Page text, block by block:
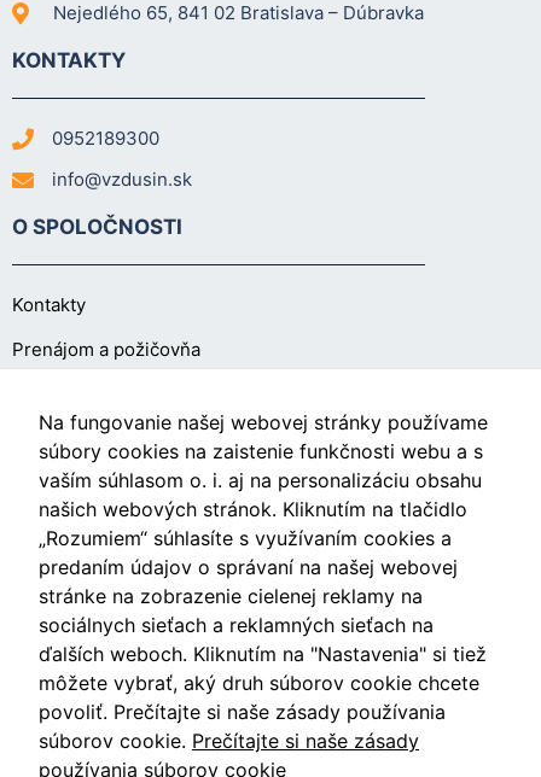
Nejedlého 65, 841 02 Bratislava – Dúbravka
KONTAKTY
0952189300
info@vzdusin.sk
O SPOLOČNOSTI
Kontakty
Prenájom a požičovňa
O NÁKUPE
Obchodné podmienky
Ochrana osobných údajov
Nastavenia cookies
Videá
Blog
Na fungovanie našej webovej stránky používame
súbory cookies na zaistenie funkčnosti webu a s
vaším súhlasom o. i. aj na personalizáciu obsahu
našich webových stránok. Kliknutím na tlačidlo
„Rozumiem“ súhlasíte s využívaním cookies a
predaním údajov o správaní na našej webovej
stránke na zobrazenie cielenej reklamy na
sociálnych sieťach a reklamných sieťach na
ďalších weboch. Kliknutím na "Nastavenia" si tiež
môžete vybrať, aký druh súborov cookie chcete
povoliť. Prečítajte si naše zásady používania
súborov cookie. Prečítajte si naše zásady
používania súborov cookie
Marketing
Aby naša
stránka
počas vašej
návštevy
fungovala
najlepšie.
Ak tieto
súbory
cookie
odmietnete,
niektoré
funkcie z
webovej